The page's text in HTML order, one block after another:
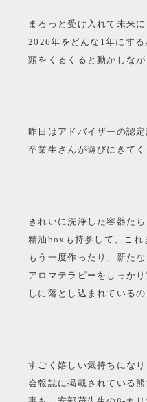
まるっと受け入れて未来
2026年をどんな1年にする
頭をくるくると動かしな
昨日はアドバイザーの認
卒業生さんが遊びにきて
きれいに洗浄した容器たち
精油boxも持参して、これ
もう一度作ったり、新た
アロマテラピーをしっか
しに落とし込まれている
すごく嬉しい気持ちになり
会報誌に掲載されている